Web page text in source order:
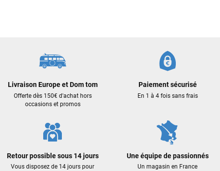
Livraison Europe et Dom tom
Offerte dès 150€ d'achat hors
occasions et promos
Paiement sécurisé
En 1 à 4 fois sans frais
Retour possible sous 14 jours
Vous disposez de 14 jours pour
Une équipe de passionnés
Un magasin en France